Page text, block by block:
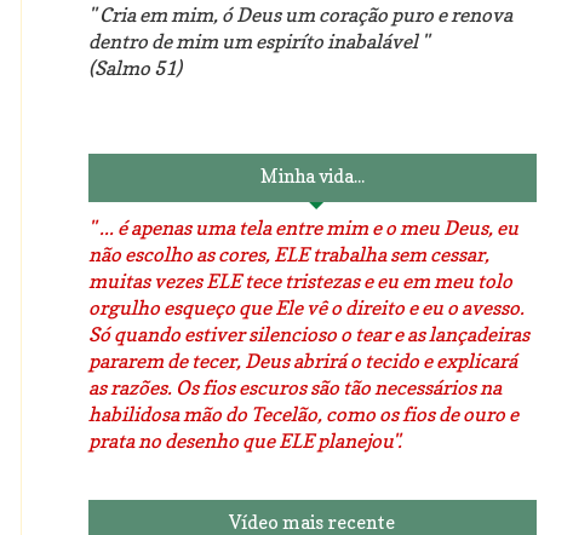
" Cria em mim, ó Deus um coração puro e renova
dentro de mim um espiríto inabalável "
(Salmo 51)
Minha vida...
" ... é apenas uma tela entre mim e o meu Deus, eu
não escolho as cores, ELE trabalha sem cessar,
muitas vezes ELE tece tristezas e eu em meu tolo
orgulho esqueço que Ele vê o direito e eu o avesso.
Só quando estiver silencioso o tear e as lançadeiras
pararem de tecer, Deus abrirá o tecido e explicará
as razões. Os fios escuros são tão necessários na
habilidosa mão do Tecelão, como os fios de ouro e
prata no desenho que ELE planejou".
Vídeo mais recente